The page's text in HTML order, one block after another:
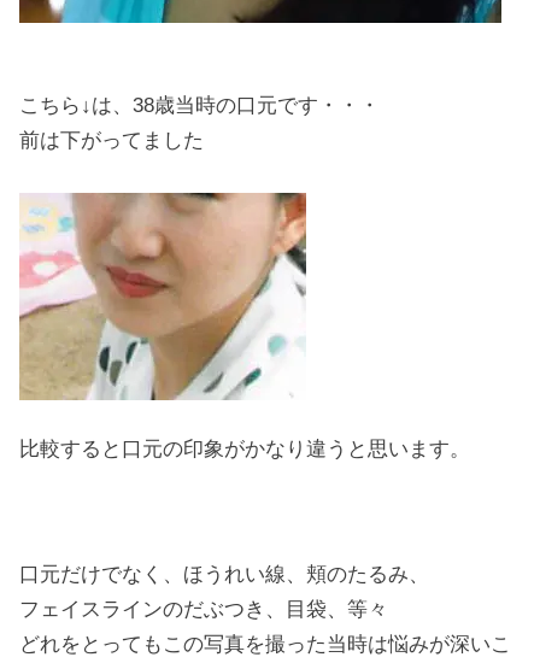
こちら↓は、38歳当時の口元です・・・
前は下がってました
比較すると口元の印象がかなり違うと思います。
口元だけでなく、ほうれい線、頬のたるみ、
フェイスラインのだぶつき、目袋、等々
どれをとってもこの写真を撮った当時は悩みが深いこ